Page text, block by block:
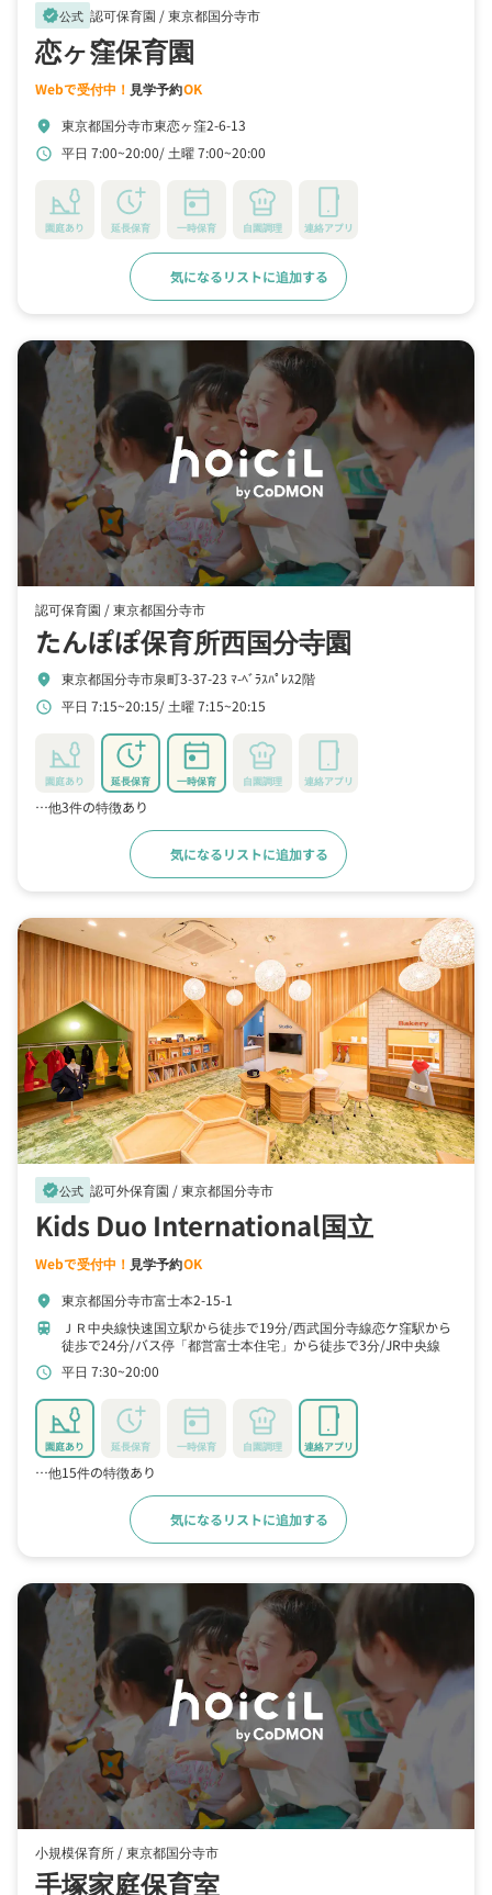
verified公式 認可保育園 /東京都国分寺市
恋ヶ窪保育園
Webで受付中！ 見学予約OK
location_on 東京都国分寺市東恋ヶ窪2-6-13
schedule 平日 7:00~20:00 土曜 7:00~20:00
園庭あり 延長保育 一時保育 自園調理 連絡アプリ
気になるリストに追加する
認可保育園 /東京都国分寺市
たんぽぽ保育所西国分寺園
location_on 東京都国分寺市泉町3-37-23 ﾏ-ﾍﾞﾗｽﾊﾟﾚｽ2階
schedule 平日 7:15~20:15 土曜 7:15~20:15
園庭あり 延長保育 一時保育 自園調理 連絡アプリ
…他3件の特徴あり
気になるリストに追加する
verified公式 認可外保育園 /東京都国分寺市
Kids Duo International国立
Webで受付中！ 見学予約OK
location_on 東京都国分寺市富士本2-15-1
train ＪＲ中央線快速国立駅から徒歩で19分 西武国分寺線恋ケ窪駅から
徒歩で24分 バス停「都営富士本住宅」から徒歩で3分 JR中央線
「国立」から自転車で7分
schedule 平日 7:30~20:00
園庭あり 延長保育 一時保育 自園調理 連絡アプリ
…他15件の特徴あり
気になるリストに追加する
小規模保育所 /東京都国分寺市
手塚家庭保育室